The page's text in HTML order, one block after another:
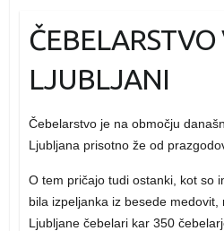
ČEBELARSTVO
LJUBLJANI
Čebelarstvo je na območju
Ljubljana prisotno že od
O tem pričajo tudi ostanki, kot so
bila izpeljanka iz besede medovit,
Ljubljane čebelari kar 350